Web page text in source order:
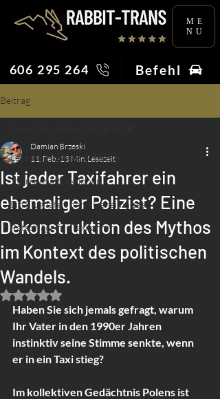
ME
NU
606 295 264 Befehl
Beitrag
Lesen Sie weitere Artikel ✎
Touristenattraktionen
Ein Flughafen ohne Geheimnisse
Ratschläge für Taxifahrer
Ist jeder Taxifahrer ein
ehemaliger Polizist? Eine
Dekonstruktion des Mythos
im Kontext des politischen
Wandels.
Damian Brzeski
11. Feb. 13 Min. Lesezeit
Mit NaN von 5 Sternen bewertet.
Haben Sie sich jemals gefragt, warum
Ihr Vater in den 1990er Jahren
instinktiv seine Stimme senkte, wenn
er in ein Taxi stieg?
Im kollektiven Gedächtnis Polens ist